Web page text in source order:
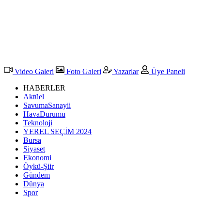
Video Galeri Foto Galeri Yazarlar
Üye Paneli
HABERLER
Aktüel
SavumaSanayii
HavaDurumu
Teknoloji
YEREL SEÇİM 2024
Bursa
Siyaset
Ekonomi
Öykü-Şiir
Gündem
Dünya
Spor